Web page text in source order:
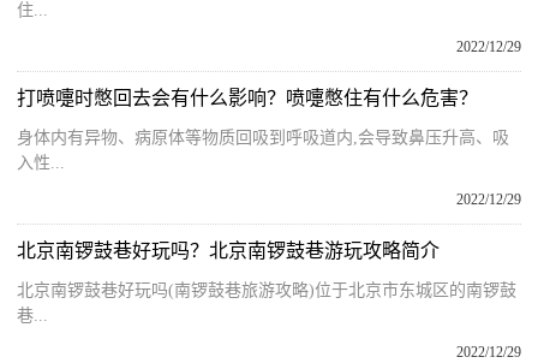
住...
2022/12/29
打喷嚏时憋回去会有什么影响？喷嚏憋住有什么危害？
身体内有异物、病原体等物质回吸到呼吸道内,会导致鼻压升高、吸
入性...
2022/12/29
北京南锣鼓巷好玩吗？北京南锣鼓巷游玩攻略简介
北京南锣鼓巷好玩吗(南锣鼓巷旅游攻略)位于北京市东城区的南锣鼓
巷...
2022/12/29